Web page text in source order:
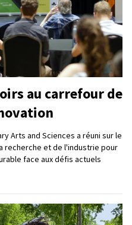
au carrefour de
Arts and Sciences a réuni sur le
recherche et de l'industrie pour
face aux défis actuels